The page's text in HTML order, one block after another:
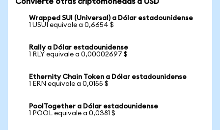
Wrapped SUI (Universal) a Dólar estadounidense
1 USUI equivale a 0,6654 $
Rally a Dólar estadounidense
1 RLY equivale a 0,00002697 $
Ethernity Chain Token a Dólar estadounidense
1 ERN equivale a 0,0155 $
PoolTogether a Dólar estadounidense
1 POOL equivale a 0,0381 $